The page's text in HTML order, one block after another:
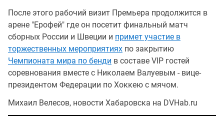
После этого рабочий визит Премьера продолжится в
арене "Ерофей" где он посетит финальный матч
сборных России и Швеции и примет участие в
торжественных мероприятиях по закрытию
Чемпионата мира по бенди в составе VIP гостей
соревнования вместе с Николаем Валуевым - вице-
президентом Федерации по Хоккею с мячом.
Михаил Велесов, новости Хабаровска на DVHab.ru